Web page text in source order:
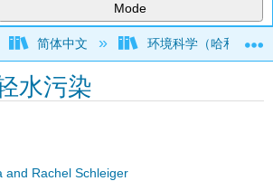
Mode
global hierarchy
简体中文 环境科学（哈和施莱
水污染
and Rachel Schleiger